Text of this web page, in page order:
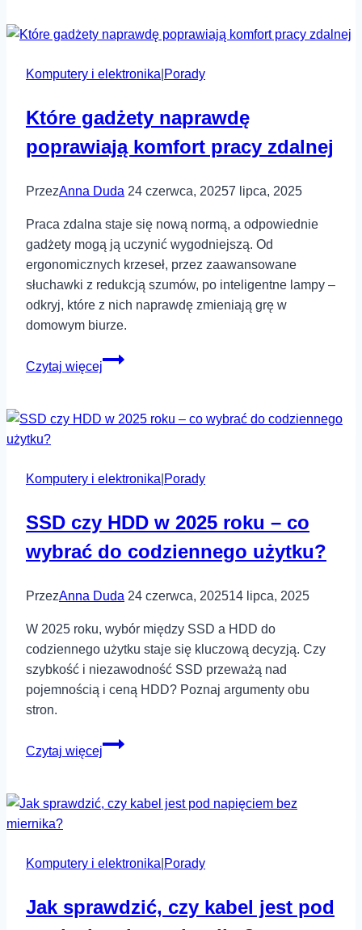
komputera
co
tym
Komputery i elektronika Porady
Które gadżety naprawdę
poprawiają komfort pracy zdalnej
PrzezAnna Duda 24 czerwca, 20257 lipca, 2025
Praca zdalna staje się nową normą, a odpowiednie
gadżety mogą ją uczynić wygodniejszą. Od
ergonomicznych krzeseł, przez zaawansowane
słuchawki z redukcją szumów, po inteligentne lampy –
odkryj, które z nich naprawdę zmieniają grę w
domowym biurze.
Czytaj więcej
Które
poprawiają
zdalnej
Komputery i elektronika Porady
SSD czy HDD w 2025 roku – co
wybrać do codziennego użytku?
PrzezAnna Duda 24 czerwca, 202514 lipca, 2025
W 2025 roku, wybór między SSD a HDD do
codziennego użytku staje się kluczową decyzją. Czy
szybkość i niezawodność SSD przeważą nad
pojemnością i ceną HDD? Poznaj argumenty obu
stron.
Czytaj więcej
SSD
w
–
wybrać
Komputery i elektronika Porady
Jak sprawdzić, czy kabel jest pod